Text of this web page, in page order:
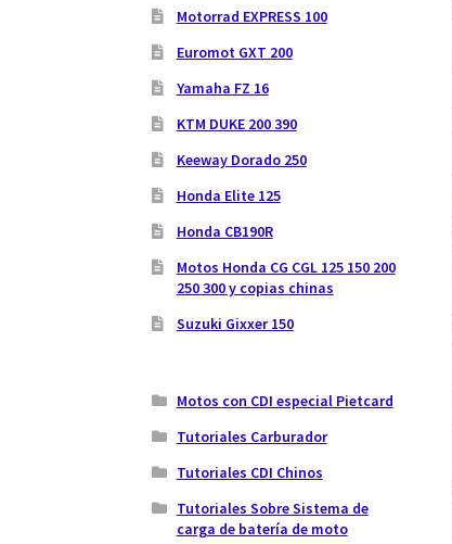
Motorrad EXPRESS 100
Euromot GXT 200
Yamaha FZ 16
KTM DUKE 200 390
Keeway Dorado 250
Honda Elite 125
Honda CB190R
Motos Honda CG CGL 125 150 200
250 300 y copias chinas
Suzuki Gixxer 150
Motos con CDI especial Pietcard
Tutoriales Carburador
Tutoriales CDI Chinos
Tutoriales Sobre Sistema de
carga de batería de moto